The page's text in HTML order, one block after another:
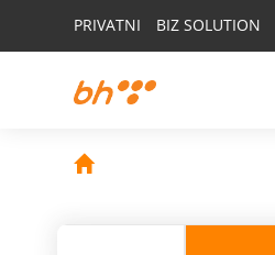
PRIVATNI BIZ SOLUTION